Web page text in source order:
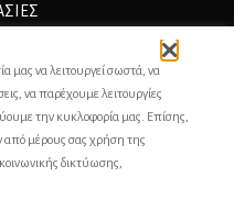
μας να λειτουργεί σωστά, να
να παρέχουμε λειτουργίες
την κυκλοφορία μας. Επίσης,
από μέρους σας χρήση της
δικτύωσης,